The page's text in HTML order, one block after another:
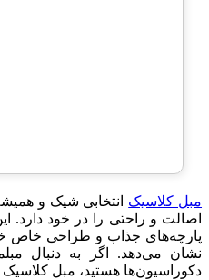
مبل کلاسیک انتخابی شیک و
اصالت و راحتی را در خود دارد.
پارچه‌های جذاب و طراحی خاص
نشان می‌دهد. اگر به دنبال
دکوراسیون‌ها هستید، مبل کلاسیک